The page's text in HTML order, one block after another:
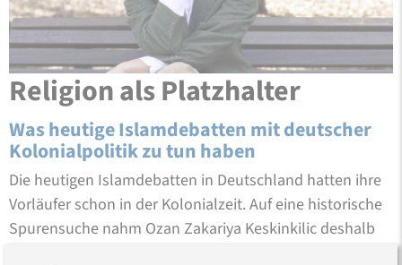
Religion als Platzhalter
Was heutige Islamdebatten mit deutscher
Kolonialpolitik zu tun haben
Die heutigen Islamdebatten in Deutschland hatten ihre
Vorläufer schon in der Kolonialzeit. Auf eine historische
Spurensuche nahm Ozan Zakariya Keskinkilic deshalb